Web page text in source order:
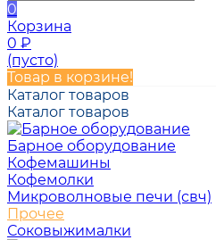
0
Корзина
0 ₽
(пусто)
Товар в корзине!
Каталог товаров
Каталог товаров
Барное оборудование
Кофемашины
Кофемолки
Микроволновые печи (свч)
Прочее
Соковыжималки